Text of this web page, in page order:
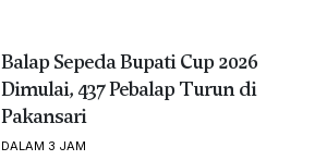
Balap Sepeda Bupati Cup 2026
Dimulai, 437 Pebalap Turun di
Pakansari
DALAM 3 JAM